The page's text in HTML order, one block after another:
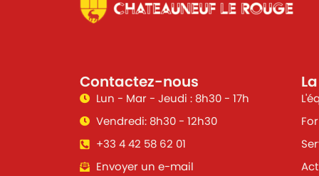
Contactez-nous
Lun - Mar - Jeudi : 8h30 - 17h
Vendredi: 8h30 - 12h30
+33 4 42 58 62 01
Envoyer un e-mail